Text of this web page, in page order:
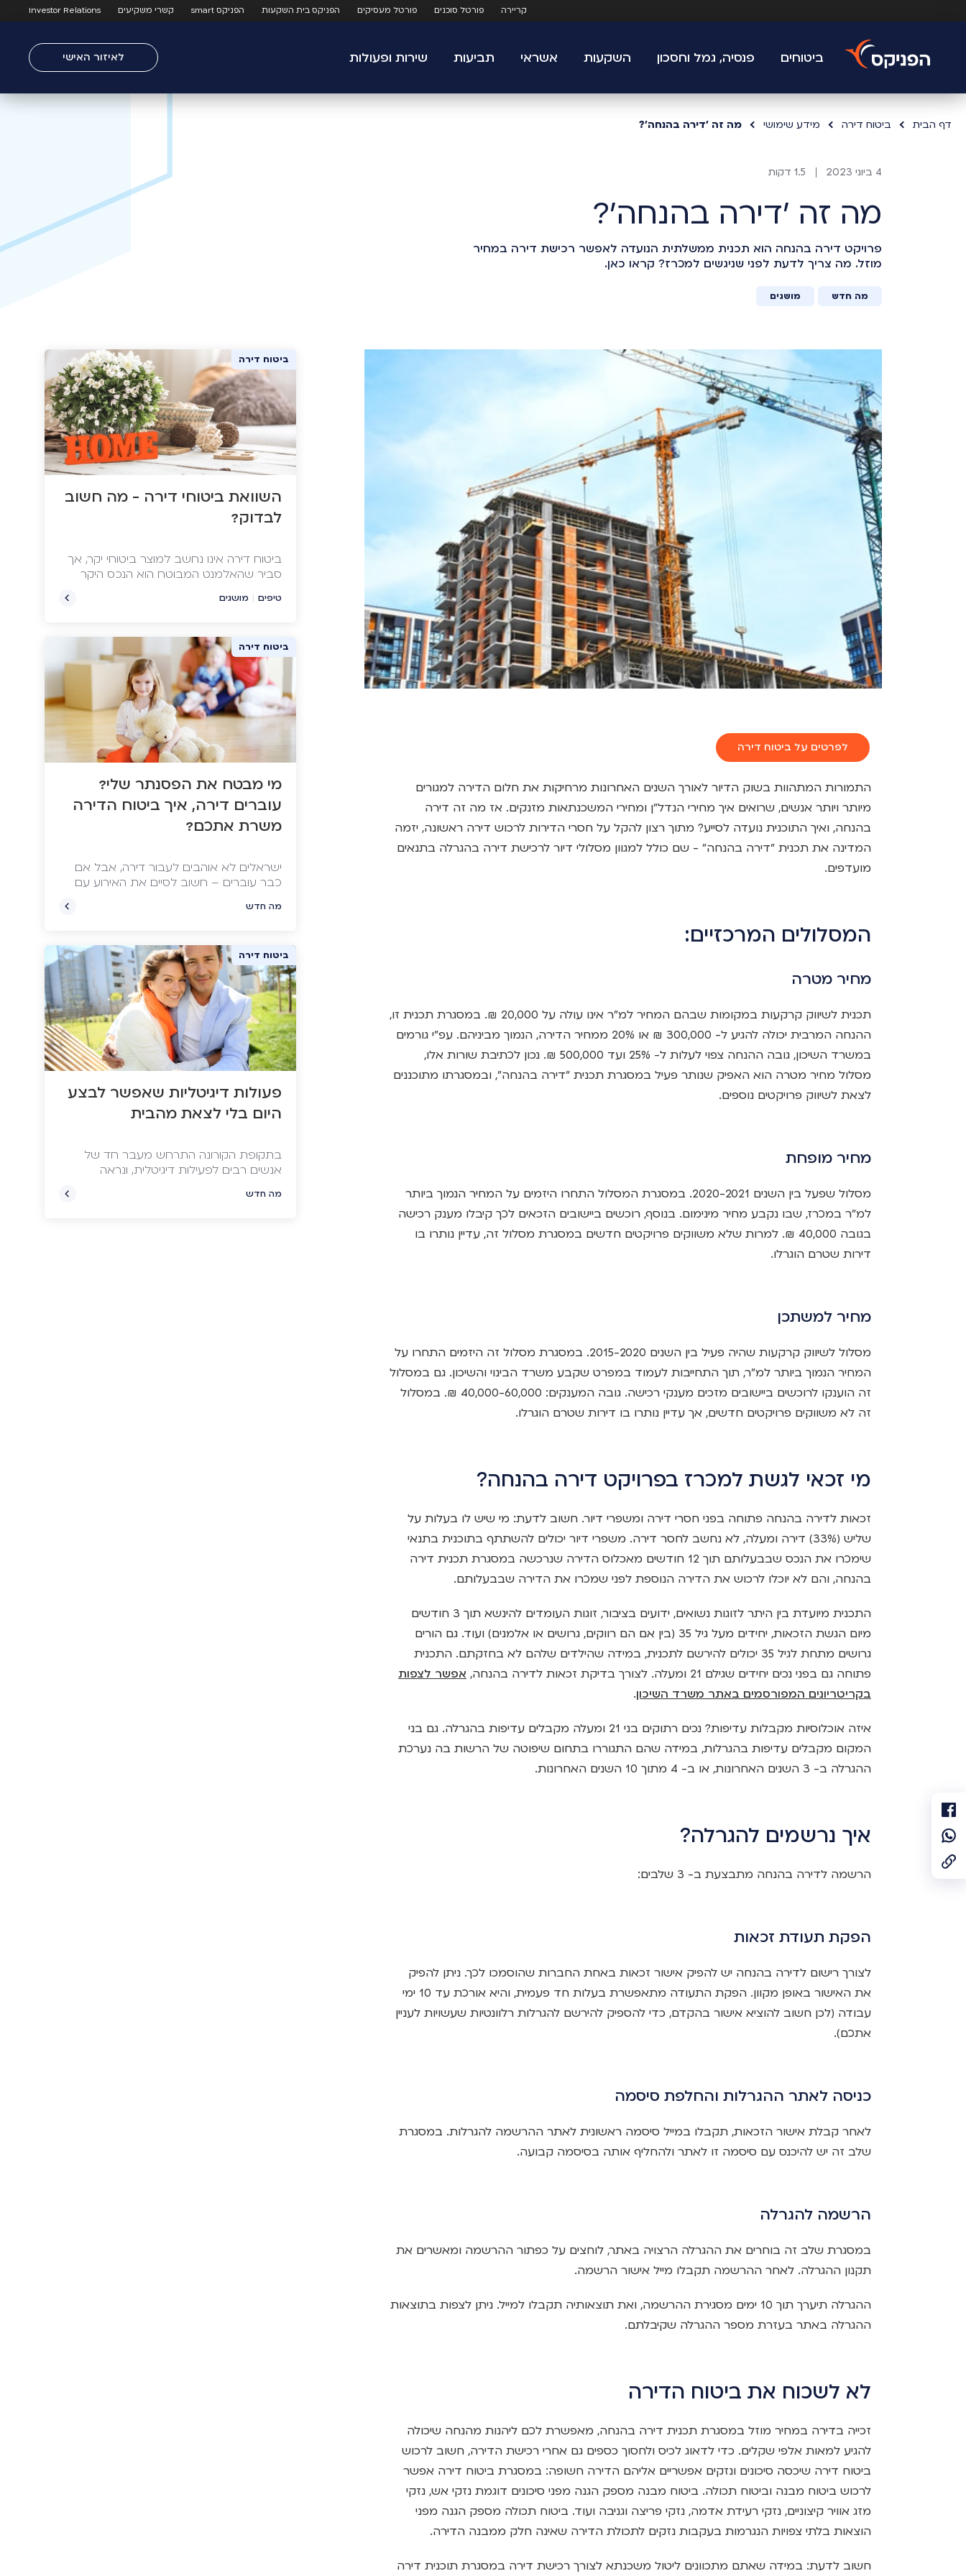
קריירה פורטל סוכנים פורטל מעסיקים הפניקס בית השקעות הפניקס smart קשרי משקיעים Investor Relations
ביטוחים פנסיה, גמל וחסכון השקעות אשראי תביעות שירות ופעולות לאיזור האישי
דף הבית ביטוח דירה מידע שימושי מה זה 'דירה בהנחה'?
4 ביוני 2023 1.5 דקות
מה זה 'דירה בהנחה'?
פרויקט דירה בהנחה הוא תכנית ממשלתית הנועדה לאפשר רכישת דירה במחיר
מוזל. מה צריך לדעת לפני שניגשים למכרז? קראו כאן.
מה חדש מושגים
לפרטים על ביטוח דירה
התמורות המתהוות בשוק הדיור לאורך השנים האחרונות מרחיקות את חלום הדירה למגורים
מיותר ויותר אנשים, שרואים איך מחירי הנדל"ן ומחירי המשכנתאות מזנקים. אז מה זה דירה
בהנחה, ואיך התוכנית נועדה לסייע? מתוך רצון להקל על חסרי הדירות לרכוש דירה ראשונה, יזמה
המדינה את תכנית "דירה בהנחה" - שם כולל למגוון מסלולי דיור לרכישת דירה בהגרלה בתנאים
מועדפים.
המסלולים המרכזיים:
מחיר מטרה
תכנית לשיווק קרקעות במקומות שבהם המחיר למ"ר אינו עולה על 20,000 ₪. במסגרת תכנית זו,
ההנחה המרבית יכולה להגיע ל- 300,000 ₪ או 20% ממחיר הדירה, הנמוך מביניהם. עפ"י גורמים
במשרד השיכון, גובה ההנחה צפוי לעלות ל- 25% ועד 500,000 ₪. נכון לכתיבת שורות אלו,
מסלול מחיר מטרה הוא האפיק שנותר פעיל במסגרת תכנית "דירה בהנחה", ובמסגרתו מתוכננים
לצאת לשיווק פרויקטים נוספים.
מחיר מופחת
מסלול שפעל בין השנים 2020-2021. במסגרת המסלול התחרו היזמים על המחיר הנמוך ביותר
למ"ר במכרז, שבו נקבע מחיר מינימום. בנוסף, רוכשים ביישובים הזכאים לכך קיבלו מענק רכישה
בגובה 40,000 ₪. למרות שלא משווקים פרויקטים חדשים במסגרת מסלול זה, עדיין נותרו בו
דירות שטרם הוגרלו.
מחיר למשתכן
מסלול לשיווק קרקעות שהיה פעיל בין השנים 2015-2020. במסגרת מסלול זה היזמים התחרו על
המחיר הנמוך ביותר למ"ר, תוך התחייבות לעמוד במפרט שקבע משרד הבינוי והשיכון. גם במסלול
זה הוענקו לרוכשים ביישובים מזכים מענקי רכישה. גובה המענקים: 40,000-60,000 ₪. במסלול
זה לא משווקים פרויקטים חדשים, אך עדיין נותרו בו דירות שטרם הוגרלו.
מי זכאי לגשת למכרז בפרויקט דירה בהנחה?
זכאות לדירה בהנחה פתוחה בפני חסרי דירה ומשפרי דיור. חשוב לדעת: מי שיש לו בעלות על
שליש (33%) דירה ומעלה, לא נחשב לחסר דירה. משפרי דיור יכולים להשתתף בתוכנית בתנאי
שימכרו את הנכס שבבעלותם תוך 12 חודשים מאכלוס הדירה שנרכשה במסגרת תכנית דירה
בהנחה, והם לא יוכלו לרכוש את הדירה הנוספת לפני שמכרו את הדירה שבבעלותם.
התכנית מיועדת בין היתר לזוגות נשואים, ידועים בציבור, זוגות העומדים להינשא תוך 3 חודשים
מיום הגשת הזכאות, יחידים מעל גיל 35 (בין אם הם רווקים, גרושים או אלמנים) ועוד. גם הורים
גרושים מתחת לגיל 35 יכולים להירשם לתכנית, במידה שהילדים שלהם לא בחזקתם. התכנית
פתוחה גם בפני נכים יחידים שגילם 21 ומעלה. לצורך בדיקת זכאות לדירה בהנחה,
אפשר לצפות
בקריטריונים המפורסמים באתר משרד השיכון.
איזה אוכלוסיות מקבלות עדיפות? נכים רתוקים בני 21 ומעלה מקבלים עדיפות בהגרלה. גם בני
המקום מקבלים עדיפות בהגרלות, במידה שהם התגוררו בתחום שיפוטה של הרשות בה נערכת
ההגרלה ב- 3 השנים האחרונות, או ב- 4 מתוך 10 השנים האחרונות.
איך נרשמים להגרלה?
הרשמה לדירה בהנחה מתבצעת ב- 3 שלבים:
הפקת תעודת זכאות
לצורך רישום לדירה בהנחה יש להפיק אישור זכאות באחת החברות שהוסמכו לכך. ניתן להפיק
את האישור באופן מקוון. הפקת התעודה מתאפשרת בעלות חד פעמית, והיא אורכת עד 10 ימי
עבודה (לכן חשוב להוציא אישור בהקדם, כדי להספיק להירשם להגרלות רלוונטיות שעשויות לעניין
אתכם).
כניסה לאתר ההגרלות והחלפת סיסמה
לאחר קבלת אישור הזכאות, תקבלו במייל סיסמה ראשונית לאתר ההרשמה להגרלות. במסגרת
שלב זה יש להיכנס עם סיסמה זו לאתר ולהחליף אותה בסיסמה קבועה.
הרשמה להגרלה
במסגרת שלב זה בוחרים את ההגרלה הרצויה באתר, לוחצים על כפתור ההרשמה ומאשרים את
תקנון ההגרלה. לאחר ההרשמה תקבלו מייל אישור הרשמה.
ההגרלה תיערך תוך 10 ימים מסגירת ההרשמה, ואת תוצאותיה תקבלו למייל. ניתן לצפות בתוצאות
ההגרלה באתר בעזרת מספר ההגרלה שקיבלתם.
לא לשכוח את ביטוח הדירה
זכייה בדירה במחיר מוזל במסגרת תכנית דירה בהנחה, מאפשרת לכם ליהנות מהנחה שיכולה
להגיע למאות אלפי שקלים. כדי לדאוג לכיס ולחסוך כספים גם אחרי רכישת הדירה, חשוב לרכוש
ביטוח דירה שיכסה סיכונים ונזקים אפשריים אליהם הדירה חשופה: במסגרת ביטוח דירה אפשר
לרכוש ביטוח מבנה וביטוח תכולה. ביטוח מבנה מספק הגנה מפני סיכונים דוגמת נזקי אש, נזקי
מזג אוויר קיצוניים, נזקי רעידת אדמה, נזקי פריצה וגניבה ועוד. ביטוח תכולה מספק הגנה מפני
הוצאות בלתי צפויות הנגרמות בעקבות נזקים לתכולת הדירה שאינה חלק ממבנה הדירה.
חשוב לדעת: במידה שאתם מתכוונים ליטול משכנתא לצורך רכישת דירה במסגרת תוכנית דירה
ביטוח דירה
השוואת ביטוחי דירה - מה חשוב
לבדוק?
ביטוח דירה אינו נחשב למוצר ביטוחי יקר, אך
סביר שהאלמנט המבוטח הוא הנכס היקר
טיפים | מושגים
ביטוח דירה
מי מבטח את הפסנתר שלי?
עוברים דירה, איך ביטוח הדירה
משרת אתכם?
ישראלים לא אוהבים לעבור דירה, אבל אם
כבר עוברים – חשוב לסיים את האירוע עם
תשכחו לעדכן את חברת הביטוח שעברתם.
מה חדש
ביטוח דירה
פעולות דיגיטליות שאפשר לבצע
היום בלי לצאת מהבית
בתקופת הקורונה התרחש מעבר חד של
אנשים רבים לפעילות דיגיטלית, ונראה
גופים מסחריים, ועוד מגוון פעולות שאפשר
מה חדש